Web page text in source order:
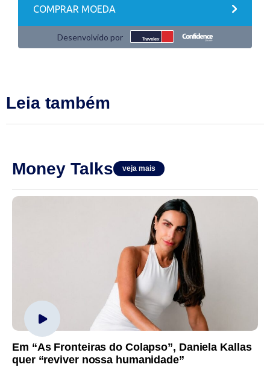
Leia também
Money Talks veja mais
Em “As Fronteiras do Colapso”, Daniela Kallas
quer “reviver nossa humanidade”